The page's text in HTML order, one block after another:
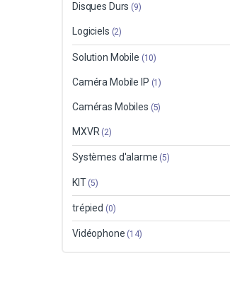
Disques Durs (9)
Logiciels (2)
Solution Mobile (10)
Caméra Mobile IP (1)
Caméras Mobiles (5)
MXVR (2)
Systèmes d'alarme (5)
KIT (5)
trépied (0)
Vidéophone (14)